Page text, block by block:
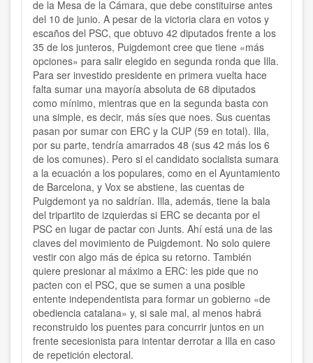
de la Mesa de la Cámara, que debe constituirse antes
del 10 de junio. A pesar de la victoria clara en votos y
escaños del PSC, que obtuvo 42 diputados frente a los
35 de los junteros, Puigdemont cree que tiene «más
opciones» para salir elegido en segunda ronda que Illa.
Para ser investido presidente en primera vuelta hace
falta sumar una mayoría absoluta de 68 diputados
como mínimo, mientras que en la segunda basta con
una simple, es decir, más síes que noes. Sus cuentas
pasan por sumar con ERC y la CUP (59 en total). Illa,
por su parte, tendría amarrados 48 (sus 42 más los 6
de los comunes). Pero si el candidato socialista sumara
a la ecuación a los populares, como en el Ayuntamiento
de Barcelona, y Vox se abstiene, las cuentas de
Puigdemont ya no saldrían. Illa, además, tiene la bala
del tripartito de izquierdas si ERC se decanta por el
PSC en lugar de pactar con Junts. Ahí está una de las
claves del movimiento de Puigdemont. No solo quiere
vestir con algo más de épica su retorno. También
quiere presionar al máximo a ERC: les pide que no
pacten con el PSC, que se sumen a una posible
entente independentista para formar un gobierno «de
obediencia catalana» y, si sale mal, al menos habrá
reconstruido los puentes para concurrir juntos en un
frente secesionista para intentar derrotar a Illa en caso
de repetición electoral.